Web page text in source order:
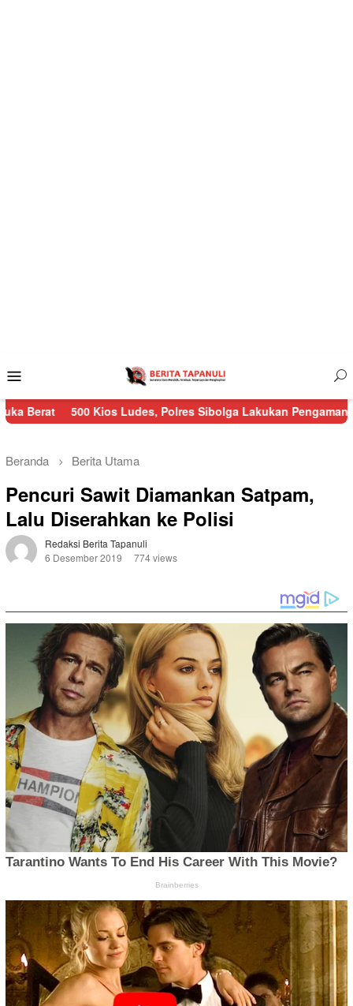
Mobile
Kios Ludes, Polres Sibolga Lakukan Pengamanan
Beranda Berita Utama
Pencuri Sawit Diamankan Satpam,
Lalu Diserahkan ke Polisi
Redaksi Berita Tapanuli
6 Desember 2019
774 views